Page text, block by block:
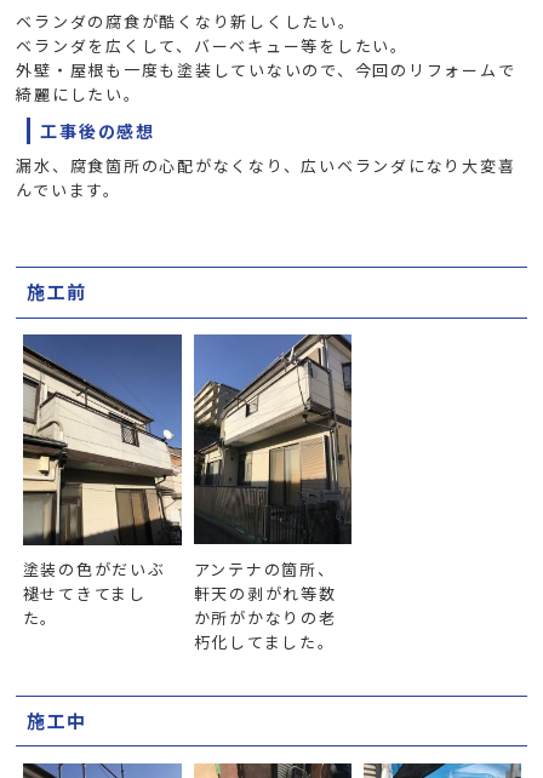
ベランダの腐食が酷くなり新しくしたい。
ベランダを広くして、バーベキュー等をしたい。
外壁・屋根も一度も塗装していないので、今回のリフォームで
綺麗にしたい。
工事後の感想
漏水、腐食箇所の心配がなくなり、広いベランダになり大変喜
んでいます。
施工前
塗装の色がだいぶ
褪せてきてまし
た。
アンテナの箇所、
軒天の剥がれ等数
か所がかなりの老
朽化してました。
施工中